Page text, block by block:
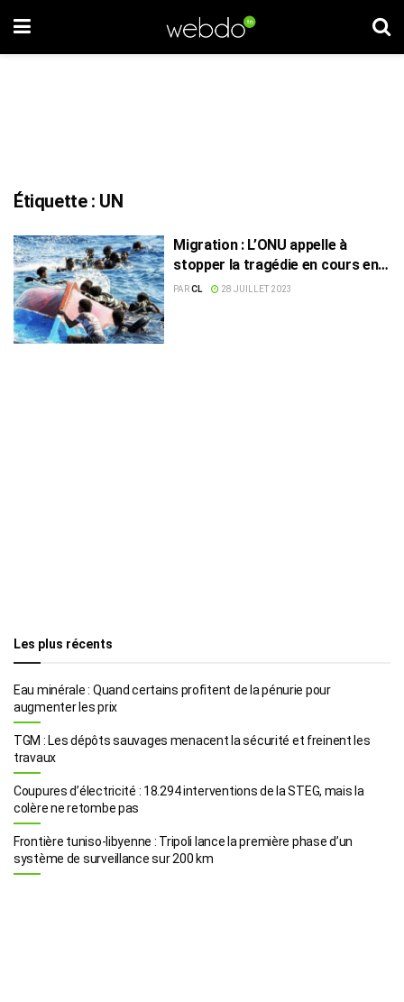
Étiquette : UN
Migration : L’ONU appelle à
stopper la tragédie en cours en
Tunisie
PARCL 28 JUILLET 2023
Les plus récents
Eau minérale : Quand certains profitent de la pénurie pour
augmenter les prix
TGM : Les dépôts sauvages menacent la sécurité et freinent les
travaux
Coupures d’électricité : 18.294 interventions de la STEG, mais la
colère ne retombe pas
Frontière tuniso-libyenne : Tripoli lance la première phase d’un
système de surveillance sur 200 km